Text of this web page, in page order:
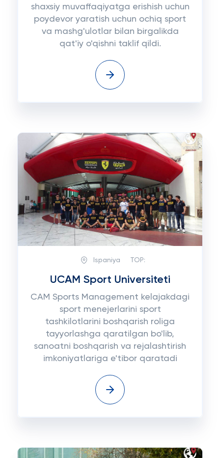
shaxsiy muvaffaqiyatga erishish uchun
poydevor yaratish uchun ochiq sport
va mashg'ulotlar bilan birgalikda
qat'iy o'qishni taklif qildi.
Ispaniya TOP:
UCAM Sport Universiteti
CAM Sports Management kelajakdagi
sport menejerlarini sport
tashkilotlarini boshqarish roliga
tayyorlashga qaratilgan bo'lib,
sanoatni boshqarish va rejalashtirish
imkoniyatlariga e'tibor qaratadi